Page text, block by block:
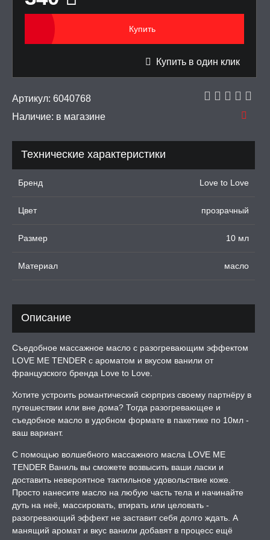
для увеличения
ДЛЯ
КОЛЬЦА И
НА ЧЛЕН
ФЕРОМОНЫ
ВИБРОЯЙЦА,
ПОМПЫ
ПРИКОЛЫ,
УПАКОВКА
ЧАШИ И
ДЛЯ СЕКСА
КАРТА
Купить
Купить в один клик
Артикул: 6040768
Наличие: в магазине
Технические характеристики
Бренд Love to Love
Цвет прозрачный
Размер 10 мл
Материал масло
Описание
Съедобное массажное масло с разогревающим эффектом
LOVE ME TENDER с ароматом и вкусом ванили от
французского бренда Love to Love.
Хотите устроить романтический сюрприз своему партнёру в
путешествии или вне дома? Тогда разогревающее и
съедобное масло в удобном формате в пакетике по 10мл -
ваш вариант.
С помощью волшебного массажного масла LOVE ME
TENDER Ваниль вы сможете возвысить ваши ласки и
доставить невероятное тактильное удовольствие коже.
Просто нанесите масло на любую часть тела и начинайте
дуть на неё, массировать, втирать или целовать -
разогревающий эффект не заставит себя долго ждать. А
манящий аромат и вкус ванили добавят в процесс ещё